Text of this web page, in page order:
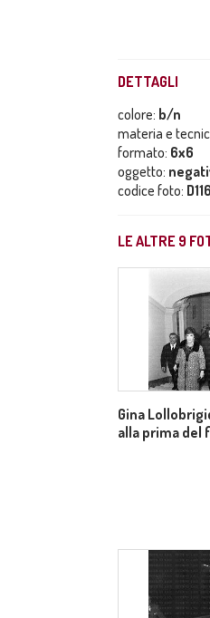
DETTAGLI
colore: b/n
materia e
formato: 6x6
oggetto:
codice foto:
LE ALTRE 9
Gina
alla prima del